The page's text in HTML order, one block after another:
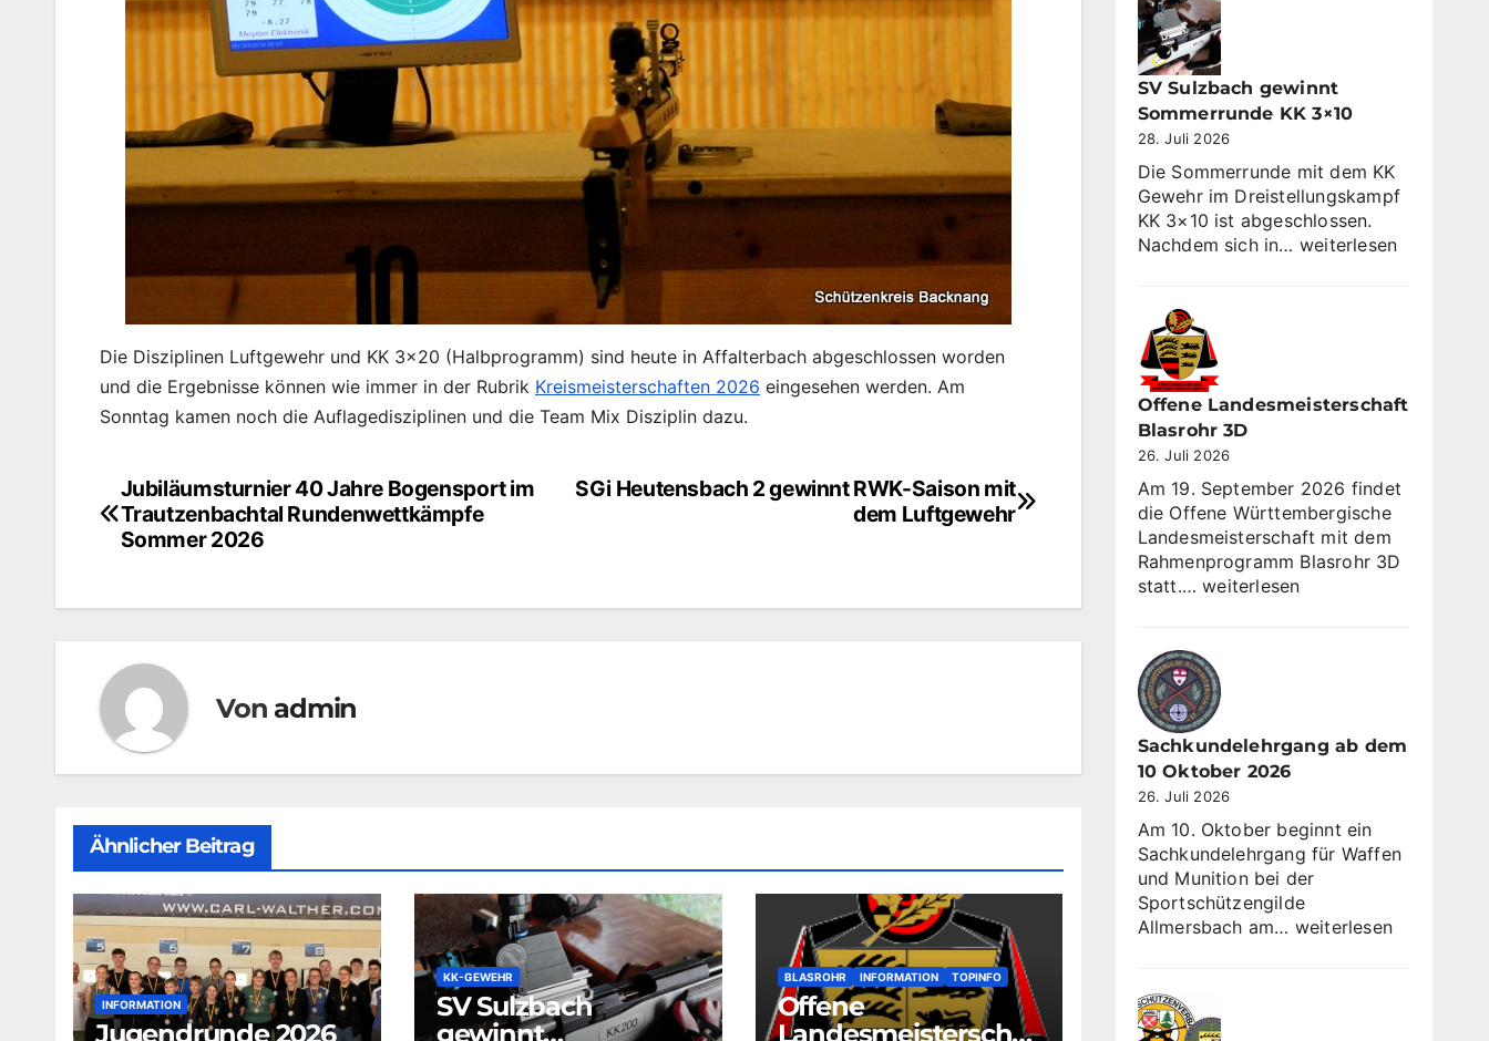
Die Disziplinen Luftgewehr und KK 3×20 (Halbprogramm) sind heute in Affalterbach abgeschlossen worden
und die Ergebnisse können wie immer in der Rubrik Kreismeisterschaften 2026 eingesehen werden. Am
Sonntag kamen noch die Auflagedisziplinen und die Team Mix Disziplin dazu.
Beitragsnavigation
SGi Heutensbach 2 gewinnt RWK-Saison mit
dem Luftgewehr
Jubiläumsturnier 40 Jahre Bogensport im
Trautzenbachtal Rundenwettkämpfe
Sommer 2026
Von admin
Ähnlicher Beitrag
INFORMATION
Jugendrunde 2026
KK-GEWEHR
SV Sulzbach
gewinnt
BLASROHR INFORMATION TOPINFO
Offene
Landesmeisterschaf
SV Sulzbach gewinnt
Sommerrunde KK 3×10
28. Juli 2026
Die Sommerrunde mit dem KK
Gewehr im Dreistellungskampf
KK 3×10 ist abgeschlossen.
Nachdem sich in… SV
weiterlesen
Offene Landesmeisterschaft
Blasrohr 3D
26. Juli 2026
Am 19. September 2026 findet
die Offene Württembergische
Landesmeisterschaft mit dem
Rahmenprogramm Blasrohr 3D
statt.…Offene
3D
weiterlesen
Sachkundelehrgang ab dem
10 Oktober 2026
26. Juli 2026
Am 10. Oktober beginnt ein
Sachkundelehrgang für Waffen
und Munition bei der
Sportschützengilde
Allmersbach am… Sachkundelehrgang
weiterlesen